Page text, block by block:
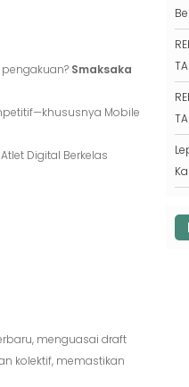
Smaksaka
Mobile
Digital Berkelas
menguasai draft
kolektif, memastikan